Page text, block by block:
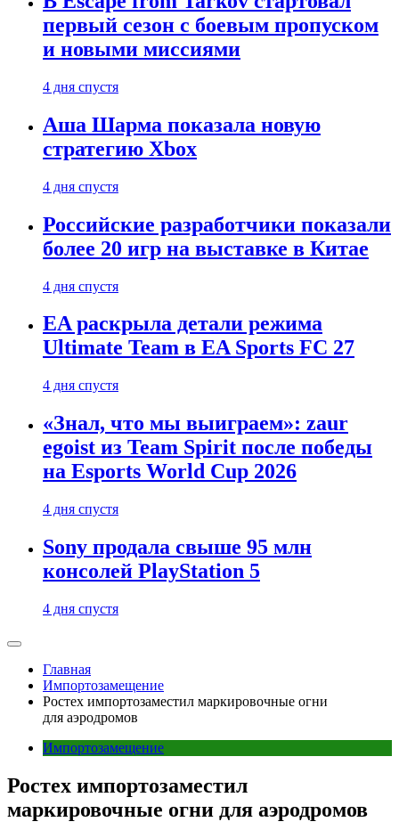
первый сезон с боевым пропуском
и новыми миссиями
4 дня спустя
Аша Шарма показала новую
стратегию Xbox
4 дня спустя
Российские разработчики показали
более 20 игр на выставке в Китае
4 дня спустя
EA раскрыла детали режима
Ultimate Team в EA Sports FC 27
4 дня спустя
«Знал, что мы выиграем»: zaur
egoist из Team Spirit после победы
на Esports World Cup 2026
4 дня спустя
Sony продала свыше 95 млн
консолей PlayStation 5
4 дня спустя
Главная
Импортозамещение
Ростех импортозаместил маркировочные огни
для аэродромов
Импортозамещение
Ростех импортозаместил
маркировочные огни для аэродромов